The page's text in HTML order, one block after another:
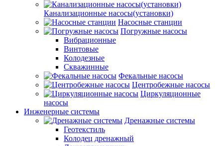
Канализационные насосы(установки)
Насосные станции
Погружные насосы
Вибрационные
Винтовые
Колодезные
Скважинные
Фекальные насосы
Центробежные насосы
Циркуляционные
насосы
Инженерные системы
Дренажные системы
Геотекстиль
Колодец дренажный